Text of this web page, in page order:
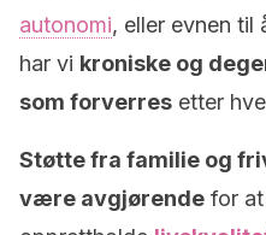
autonomi, eller evnen til
har vi kroniske og
som forverres etter
Støtte fra familie og
være avgjørende for